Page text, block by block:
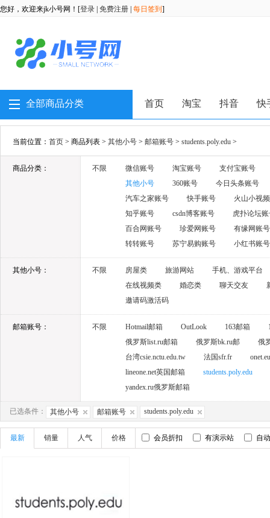
您好，欢迎来jk小号网！[登录 免费注册 每日签到 ]
全部商品分类 首页 淘宝 抖音 快
当前位置： 首页 > 商品列表 > 其他小号 > 邮箱账号 > students.poly.edu >
商品分类： 不限 微信账号 淘宝账号
支付宝账号
其他小号
360账号
今日头条账号
汽车之家账号
快手账号
火山小视
知乎账号
csdn博客账号
虎扑论坛
百合网账号
珍爱网账号
有缘网账号
转转账号
苏宁易购账号 小红书账号
其他小号： 不限 房屋类 旅游网站
手机、游戏平台
在线视频类
婚恋类 聊天交友
邀请码激活码
邮箱账号： 不限 Hotmail邮箱 OutLook 163邮箱
俄罗斯list.ru邮箱
俄罗斯bk.ru邮
俄
台湾csie.nctu.edu.tw
法国sfr.fr
lineone.net英国邮箱
students.poly.edu
yandex.ru俄罗斯邮箱
已选条件： 其他小号 邮箱账号 students.poly.edu
最新 销量 人气 价格 会员折扣 有演示站 自